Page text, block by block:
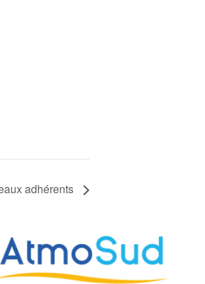
adhérents